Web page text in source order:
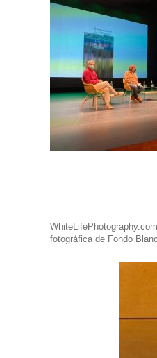
fotográfica de Fondo